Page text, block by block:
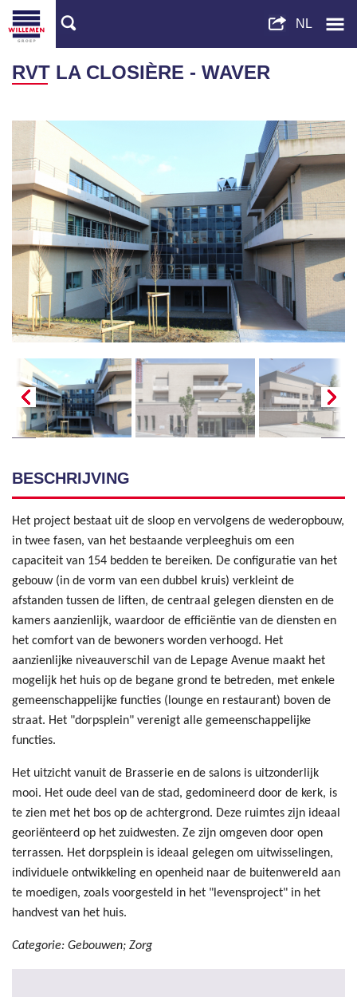
RVT LA CLOSIÈRE - WAVER
BESCHRIJVING
Het project bestaat uit de sloop en vervolgens de wederopbouw,
in twee fasen, van het bestaande verpleeghuis om een
capaciteit van 154 bedden te bereiken. De configuratie van het
gebouw (in de vorm van een dubbel kruis) verkleint de
afstanden tussen de liften, de centraal gelegen diensten en de
kamers aanzienlijk, waardoor de efficiëntie van de diensten en
het comfort van de bewoners worden verhoogd. Het
aanzienlijke niveauverschil van de Lepage Avenue maakt het
mogelijk het huis op de begane grond te betreden, met enkele
gemeenschappelijke functies (lounge en restaurant) boven de
straat. Het "dorpsplein" verenigt alle gemeenschappelijke
functies.
Het uitzicht vanuit de Brasserie en de salons is uitzonderlijk
mooi. Het oude deel van de stad, gedomineerd door de kerk, is
te zien met het bos op de achtergrond. Deze ruimtes zijn ideaal
georiënteerd op het zuidwesten. Ze zijn omgeven door open
terrassen. Het dorpsplein is ideaal gelegen om uitwisselingen,
individuele ontwikkeling en openheid naar de buitenwereld aan
te moedigen, zoals voorgesteld in het "levensproject" in het
handvest van het huis.
Categorie: Gebouwen; Zorg